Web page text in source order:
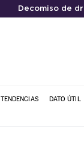
Decomiso de
TENDENCIAS DATO ÚTIL